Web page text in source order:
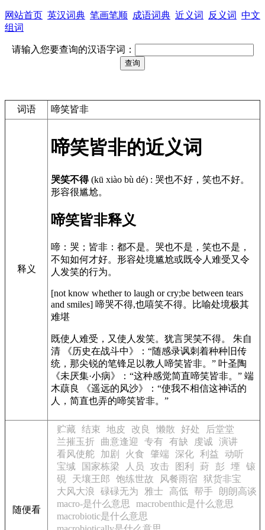
网站首页 英汉词典 笔画笔顺 成语词典 近义词 反义词 中文
组词
请输入您要查询的汉语字词：
词语 啼笑皆非
释义
啼笑皆非的近义词
哭笑不得 (kū xiào bù dé) : 哭也不好，笑也不好。
形容很尴尬。
啼笑皆非释义
啼：哭；皆非：都不是。哭也不是，笑也不是，
不知如何才好。形容处境尴尬或既令人难受又令
人发笑的行为。
[not know whether to laugh or cry;be between tears
and smiles] 啼哭不得,也嘻笑不得。比喻处境极其
难堪
既使人难受，又使人发笑。犹言哭笑不得。 朱自
清
《历史在战斗中》
：“随感录讽刺着种种旧传
统，那尖锐的笔锋足以教人啼笑皆非。” 叶圣陶
《未厌集·小病》
：“这种感觉简直啼笑皆非。” 端
木蕻良
《遥远的风沙》
：“使我不相信这神话的
人，简直也弄的啼笑皆非。”
随便看
贮藏 结束 地皮 改良 懒散 好处
后堂堂
兰摧玉折
曲意逢迎 专有 有缺 虔诚
演讲
看风使舵
加剧 火食 肇端 深化 利益
动听
宝缄
国家栋梁 人员 攻击 图利 葑 彭 堙
锿
硯
天壤王郎 饱练世故 风餐雨宿
狱货非宝
大风大浪
碌碌无为 雅士 高低 帮手
朗朗高谈
macro-是什么意思
macrobenthic是什么意思
macrobiotic是什么意思